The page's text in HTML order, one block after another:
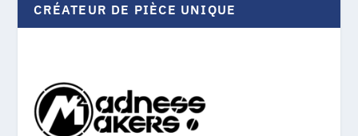
CRÉATEUR DE PIÈCE UNIQUE